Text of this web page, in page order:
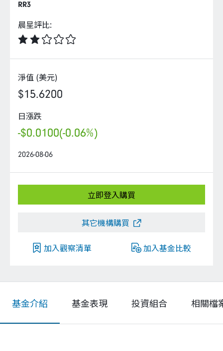
客戶服務
線上交易
RR3
晨星評比:
淨值 (美元)
$15.6200
日漲跌
-$0.0100(-0.06%)
2026-08-06
立即登入購買
其它機構購買
加入觀察清單 加入基金比較
基金介紹 基金表現 投資組合 相關檔